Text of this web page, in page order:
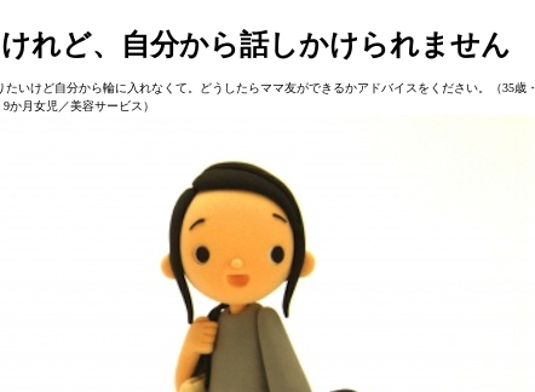
れど、自分から話しかけられません
いけど自分から輪に入れなくて。どうしたらママ友ができるかアドバイスをください。（35歳・
9か月女児／美容サービス）